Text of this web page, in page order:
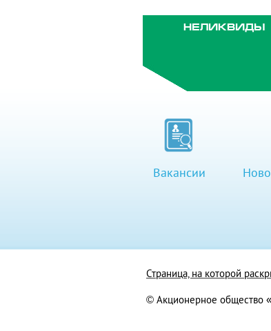
НЕЛИКВИДЫ
Вакансии
Страница, на которой
© Акционерное общество